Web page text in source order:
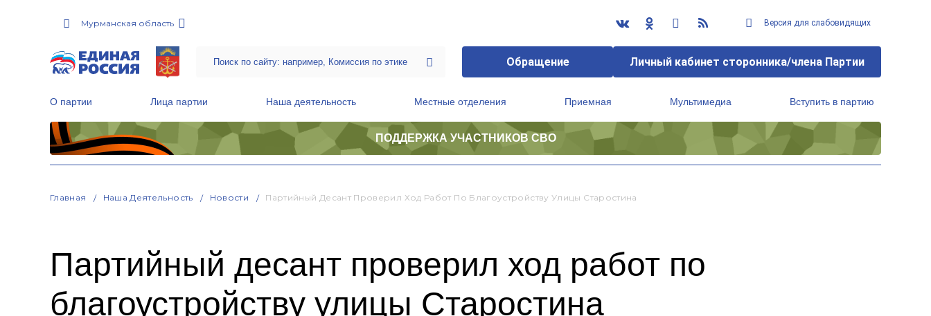
Мурманская область Версия для слабовидящих
Обращение Личный кабинет сторонника/члена Партии
О партии Лица партии Наша деятельность Местные отделения Приемная Мультимедиа Вступить в партию
ПОДДЕРЖКА УЧАСТНИКОВ СВО
Главная Наша Деятельность Новости Партийный Десант Проверил Ход Работ По Благоустройству Улицы Старостина
Партийный десант проверил ход работ по
благоустройству улицы Старостина